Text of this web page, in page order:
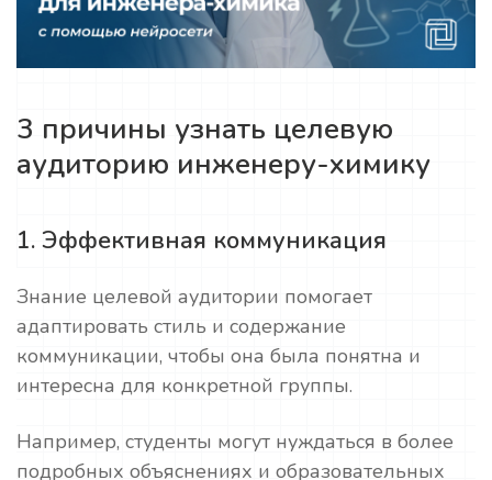
3 причины узнать целевую
аудиторию инженеру-химику
1. Эффективная коммуникация
Знание целевой аудитории помогает
адаптировать стиль и содержание
коммуникации, чтобы она была понятна и
интересна для конкретной группы.
Например, студенты могут нуждаться в более
подробных объяснениях и образовательных